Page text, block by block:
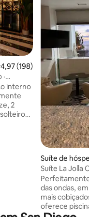
de uma avaliação média
4,97 (198)
vagas
interno
2
Suíte de
Suíte La Jolla
das ondas,
mais
oferece